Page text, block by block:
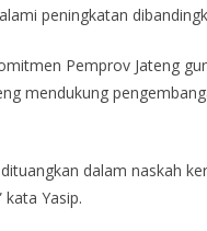
peningkatan
Pemprov Jateng
mendukung
dalam naskah
kata Yasip.